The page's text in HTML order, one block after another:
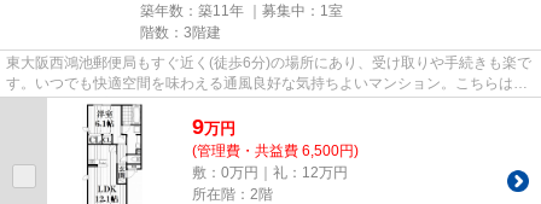
築年数：築11年 ｜募集中： 1室
階数：3階建
東大阪西鴻池郵便局もすぐ近く(徒歩6分)の場所にあり、受け取りや手続きも楽で
す。いつでも快適空間を味わえる通風良好な気持ちよいマンション。こちらはマ
ンションタイプになります。...
9万円
(管理費・共益費 6,500円)
敷：0万円｜礼：12万円
所在階：2階